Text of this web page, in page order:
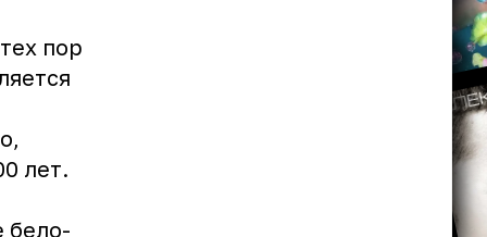
пор
лет.
бело-